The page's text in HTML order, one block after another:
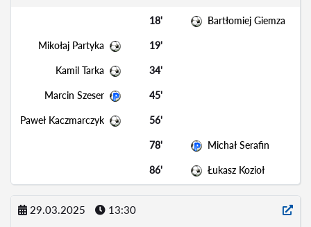
18' Bartłomiej Giemza
Mikołaj Partyka 19'
Kamil Tarka 34'
Marcin Szeser 45'
Paweł Kaczmarczyk 56'
78' Michał Serafin
86' Łukasz Kozioł
29.03.2025 13:30